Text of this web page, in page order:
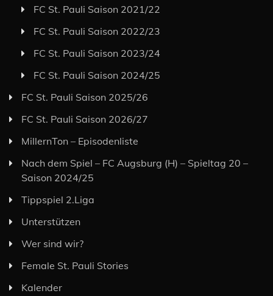
FC St. Pauli Saison 2021/22
FC St. Pauli Saison 2022/23
FC St. Pauli Saison 2023/24
FC St. Pauli Saison 2024/25
FC St. Pauli Saison 2025/26
FC St. Pauli Saison 2026/27
MillernTon – Episodenliste
Nach dem Spiel – FC Augsburg (H) – Spieltag 20 –
Saison 2024/25
Tippspiel 2.Liga
Unterstützen
Wer sind wir?
Female St. Pauli Stories
Kalender